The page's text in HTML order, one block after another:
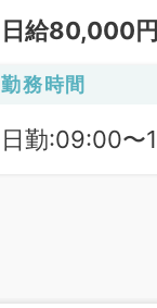
日給80,000円
勤務時間
日勤:09:00〜